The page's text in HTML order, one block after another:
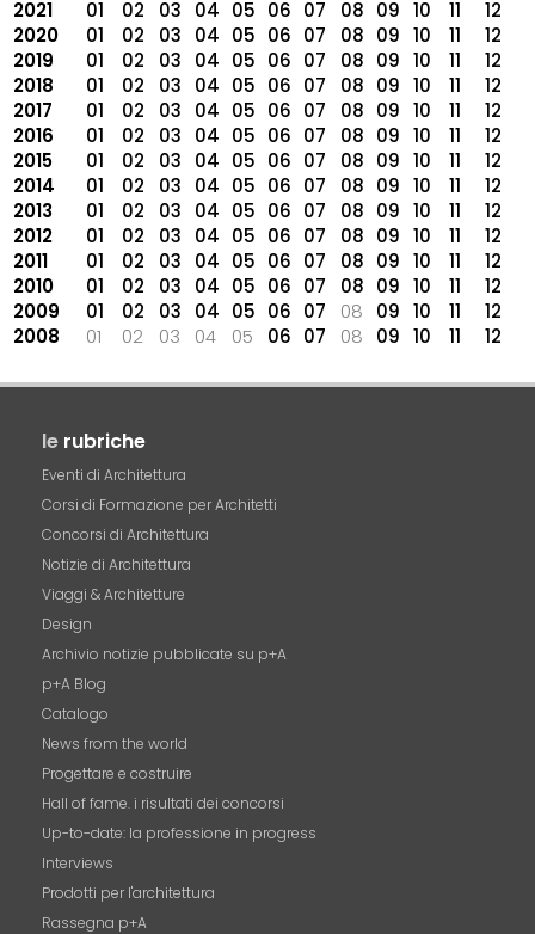
2021
01 02 03 04 05 06 07 08 09 10 11
12
2020
01 02 03 04 05 06 07 08 09 10 11
12
2019
01 02 03 04 05 06 07 08 09 10 11
12
2018
01 02 03 04 05 06 07 08 09 10 11
12
2017
01 02 03 04 05 06 07 08 09 10 11
12
2016
01 02 03 04 05 06 07 08 09 10 11
12
2015
01 02 03 04 05 06 07 08 09 10 11
12
2014
01 02 03 04 05 06 07 08 09 10 11
12
2013
01 02 03 04 05 06 07 08 09 10 11
12
2012
01 02 03 04 05 06 07 08 09 10 11
12
2011
01 02 03 04 05 06 07 08 09 10 11
12
2010
01 02 03 04 05 06 07 08 09 10 11
12
2009
01 02 03 04 05 06 07 08 09 10 11
12
2008
01 02 03 04 05 06 07 08 09 10 11 12
le rubriche
Eventi di Architettura
Corsi di Formazione per Architetti
Concorsi di Architettura
Notizie di Architettura
Viaggi & Architetture
Design
Archivio notizie pubblicate su p+A
p+A Blog
Catalogo
News from the world
Progettare e costruire
Hall of fame. i risultati dei concorsi
Up-to-date: la professione in progress
Interviews
Prodotti per l'architettura
Rassegna p+A